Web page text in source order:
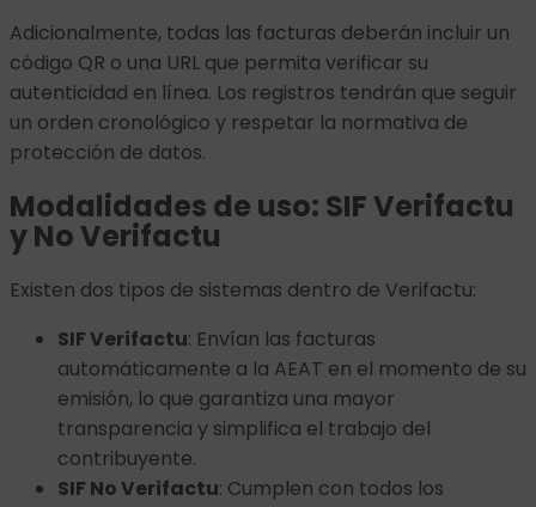
Adicionalmente, todas las facturas deberán incluir un
código QR o una URL que permita verificar su
autenticidad en línea. Los registros tendrán que seguir
un orden cronológico y respetar la normativa de
protección de datos.
Modalidades de uso: SIF Verifactu
y No Verifactu
Existen dos tipos de sistemas dentro de Verifactu:
SIF Verifactu: Envían las facturas
automáticamente a la AEAT en el momento de su
emisión, lo que garantiza una mayor
transparencia y simplifica el trabajo del
contribuyente.
SIF No Verifactu: Cumplen con todos los